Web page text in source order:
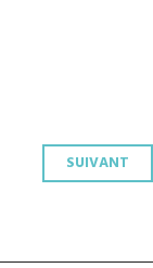
SUIVANT